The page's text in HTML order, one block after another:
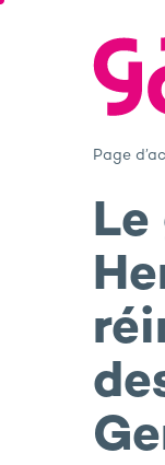
Page
Le